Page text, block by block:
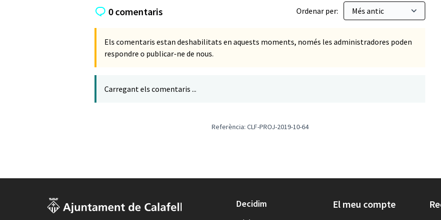
0 comentaris Ordenar per:
Els comentaris estan deshabilitats en aquests moments, només les administradores poden
respondre o publicar-ne de nous.
Carregant els comentaris ...
Referència: CLF-PROJ-2019-10-64
Decidim El meu compte